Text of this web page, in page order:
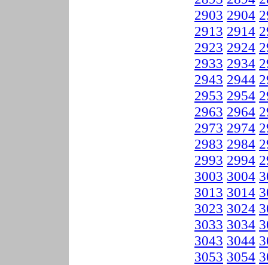
2903 2904
2913 2914
2923 2924
2933 2934
2943 2944
2953 2954
2963 2964
2973 2974
2983 2984
2993 2994
3003 3004
3013 3014
3023 3024
3033 3034
3043 3044
3053 3054